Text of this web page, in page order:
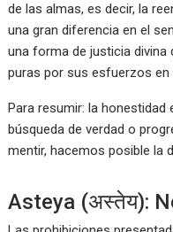
de las almas, es decir, la
una gran diferencia en el
una forma de justicia
puras por sus esfuerzos en
Para resumir: la honestidad
búsqueda de verdad o
mentir, hacemos posible la
Asteya (अस्तेय):